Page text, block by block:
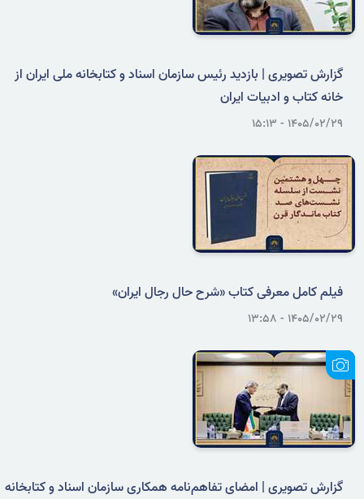
گزارش تصویری | بازدید رئیس سازمان اسناد و کتابخانه ملی ایران از
خانه کتاب و ادبیات ایران
۱۴۰۵/۰۲/۲۹ - ۱۵:۱۳
فیلم کامل معرفی کتاب «شرح حال رجال ایران»
۱۴۰۵/۰۲/۲۹ - ۱۳:۵۸
گزارش تصویری | امضای تفاهم‌نامه همکاری سازمان اسناد و کتابخانه